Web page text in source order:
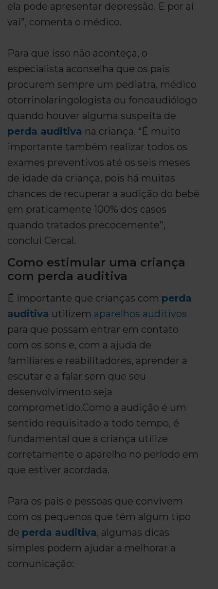
ela pode apresentar depressão. E por aí
vai”, comenta o médico.
Para que isso não aconteça, o
especialista aconselha que os pais
procurem sempre um pediatra, médico
otorrinolaringologista ou fonoaudiólogo
quando houver alguma suspeita de
perda auditiva na criança. “É muito
importante também realizar todos os
exames preventivos até os seis meses
de idade da criança, pois há muitas
chances de recuperar a audição do bebê
em praticamente 100% dos casos
quando tratados precocemente”,
conclui Cercal.
Como estimular uma criança
com perda auditiva
É importante que crianças com perda
auditiva utilizem aparelhos auditivos
para que possam entrar em contato
com os sons e, com a ajuda de
familiares e reabilitadores, aprender a
escutar e a falar sem que seu
desenvolvimento seja
comprometido.Como a audição é um
sentido requisitado a todo tempo, é
fundamental que a criança utilize
corretamente o aparelho no período em
que estiver acordada.
Para os pais e pessoas que convivem
com os pequenos que têm algum tipo
de perda auditiva, algumas dicas
simples podem ajudar a melhorar a
comunicação: